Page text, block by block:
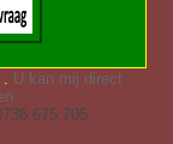
U kan mij direct